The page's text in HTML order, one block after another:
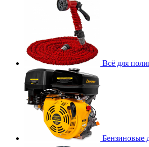
Всё для
Бензиновые